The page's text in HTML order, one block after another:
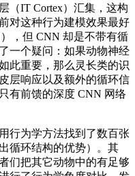
（IT Cortex）汇集，这构
对这种行为建模效果最好
，但 CNN 却是不带有循
一个疑问：如果动物神经
此重要，那么灵长类的识
层响应以及额外的循环信
有前馈的深度 CNN 网络
为学方法找到了数百张
循环结构的优势）。其
们把其它动物中的有足够